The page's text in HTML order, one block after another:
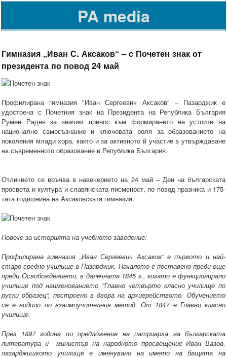
PA media
Гимназия „Иван С. Аксаков“ – с Почетен знак от
президента по повод 24 май
Профилирана гимназия "Иван Сергеевич Аксаков" – Пазарджик е
удостоена с Почетния знак на Президента на Република България
Румен Радев за значим принос към формирането на устоите на
национално самосъзнание и ключовата роля за образованието на
поколения млади хора, както и за активното й участие в утвърждаване
на съвременното образование в Република България.
Отличието се връчва в навечерието на 24 май – Ден на българската
просвета и култура и славянската писменост, по повод празника и 175-
тата годишнина на Аксаковската гимназия.
Повече за историята на учебното заведение:
Профилирана гимназия „Иван Сергеевич Аксаков“ е първото и най-
старо средно училище в Пазарджик. Началото е поставено преди още
преди Освобождението, в далечната 1845 г., когато е функционирало
училище под наименованието "Главно четвърто класно училище по
руски образец“, построено в двора на архиерейството. Обучението
се е водило по взаимоучителния метод. От 1847 е Главно класно
училище.
През 1897 година по предложение на патриарха на българската
литература и министър на народното просвещение Иван Вазов,
пазарджишкото училище е именувано на името на бащата на